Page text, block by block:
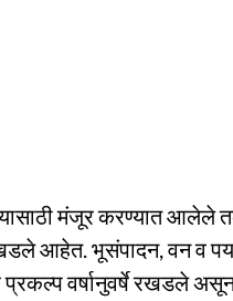
मंजूर करण्यात आलेले
आहेत. भूसंपादन, वन व
वर्षानुवर्षे रखडले